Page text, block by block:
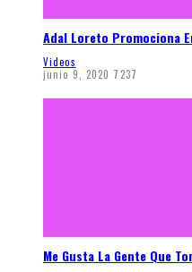
Adal Loreto Promociona
Videos
junio 9, 2020 7237
Me Gusta La Gente Que